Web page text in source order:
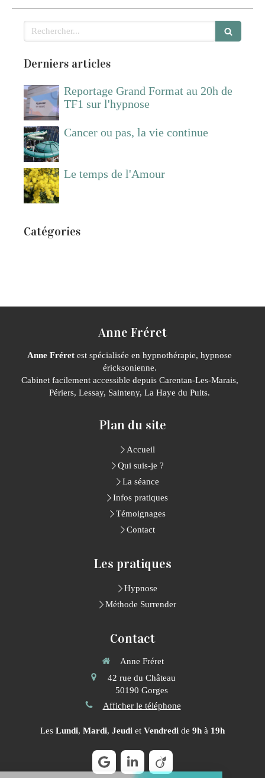
Rechercher
Derniers articles
Reportage Grand Format au 20h de
TF1 sur l'hypnose
Cancer ou pas, la vie continue
Le temps de l'Amour
Catégories
Anne Fréret
Anne Fréret est spécialisée en hypnothérapie, hypnose
éricksonienne.
Cabinet facilement accessible depuis Carentan-Les-Marais,
Périers, Lessay, Sainteny, La Haye du Puits.
Plan du site
Accueil
Qui suis-je ?
La séance
Infos pratiques
Témoignages
Contact
Les pratiques
Hypnose
Méthode Surrender
Contact
Anne Fréret
42 rue du Château
50190 Gorges
Afficher le téléphone
Les Lundi, Mardi, Jeudi et Vendredi de 9h à 19h
Continuer sans accepter